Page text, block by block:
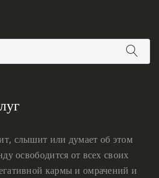
слышит или думает об этом
освободится от всех своих
кармы и омрачений и